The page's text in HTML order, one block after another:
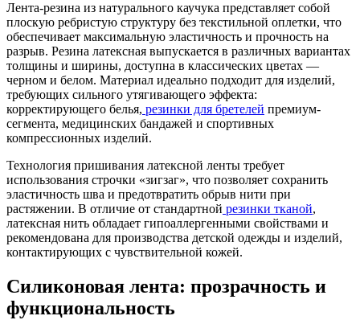
Лента-резина из натурального каучука представляет собой
плоскую ребристую структуру без текстильной оплетки, что
обеспечивает максимальную эластичность и прочность на
разрыв. Резина латексная выпускается в различных вариантах
толщины и ширины, доступна в классических цветах —
черном и белом. Материал идеально подходит для изделий,
требующих сильного утягивающего эффекта:
корректирующего белья, резинки для бретелей премиум-
сегмента, медицинских бандажей и спортивных
компрессионных изделий.
Технология пришивания латексной ленты требует
использования строчки «зигзаг», что позволяет сохранить
эластичность шва и предотвратить обрыв нити при
растяжении. В отличие от стандартной резинки тканой,
латексная нить обладает гипоаллергенными свойствами и
рекомендована для производства детской одежды и изделий,
контактирующих с чувствительной кожей.
Силиконовая лента: прозрачность и
функциональность